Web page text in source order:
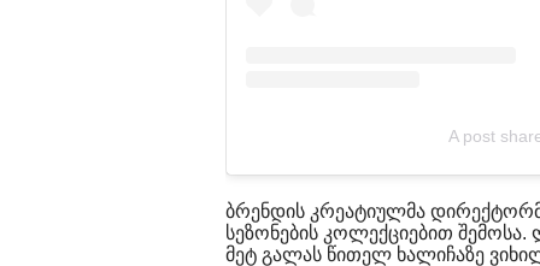
A post
ბრენდის კრეატიულმა
სეზონების კოლექციებით
მეტ გალას წითელ ხალიჩაზე